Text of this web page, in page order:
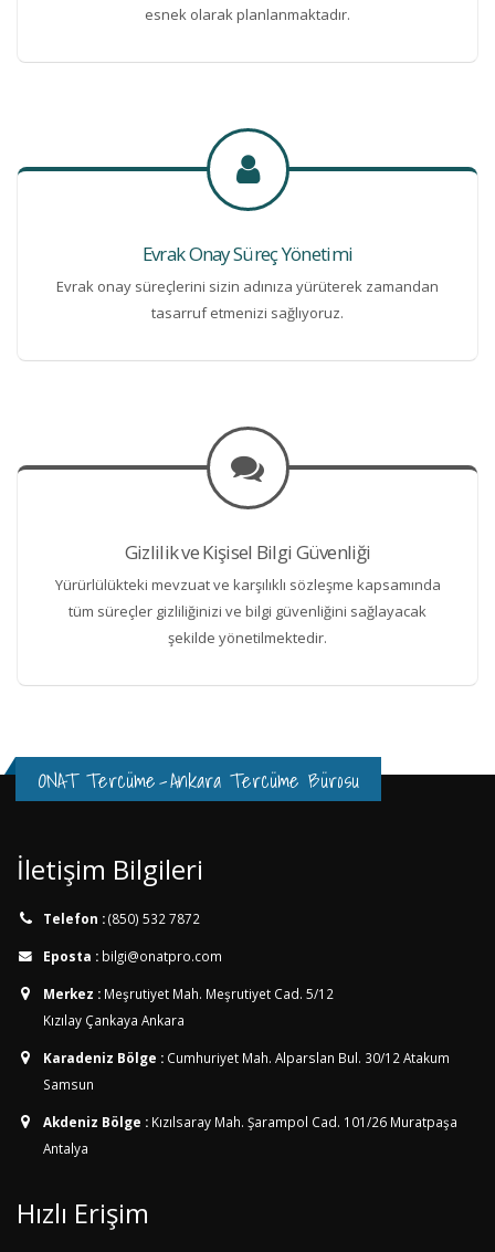
esnek olarak planlanmaktadır.
Evrak Onay Süreç Yönetimi
Evrak onay süreçlerini sizin adınıza yürüterek zamandan
tasarruf etmenizi sağlıyoruz.
Gizlilik ve Kişisel Bilgi Güvenliği
Yürürlülükteki mevzuat ve karşılıklı sözleşme kapsamında
tüm süreçler gizliliğinizi ve bilgi güvenliğini sağlayacak
şekilde yönetilmektedir.
ONAT Tercüme-Ankara Tercüme Bürosu
İletişim Bilgileri
Telefon :(850) 532 7872
Eposta : bilgi@onatpro.com
Merkez : Meşrutiyet Mah. Meşrutiyet Cad. 5/12
Kızılay Çankaya Ankara
Karadeniz Bölge : Cumhuriyet Mah. Alparslan Bul. 30/12Atakum
Samsun
Akdeniz Bölge : Kızılsaray Mah. Şarampol Cad. 101/26 Muratpaşa
Antalya
Hızlı Erişim